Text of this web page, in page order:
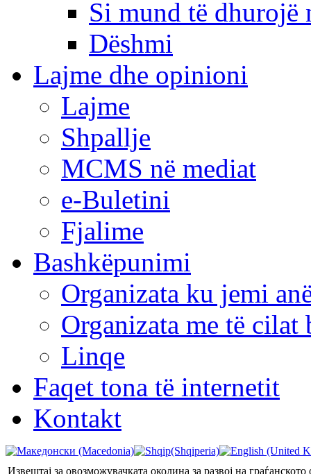
Si mund të dhurojë
Dëshmi
Lajme dhe opinioni
Lajme
Shpallje
MCMS në mediat
e-Buletini
Fjalime
Bashkëpunimi
Organizata ku jemi
Organizata me të cilat
Linqe
Faqet tona të internetit
Kontakt
Извештај за овозможувачката околина за развој на